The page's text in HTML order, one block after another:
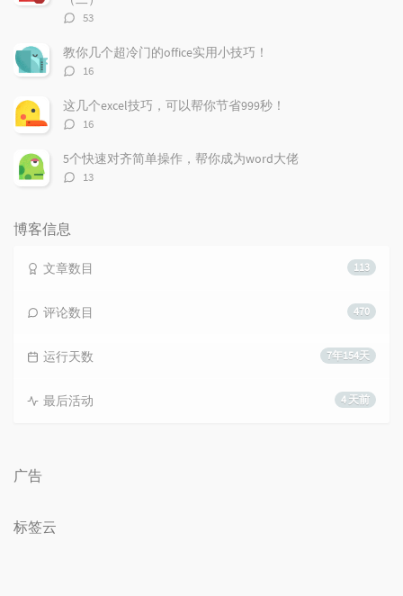
评
数：
53
教你几个超冷门的office实用小技巧！
评
数：
16
这几个excel技巧，可以帮你节省999秒！
评
数：
16
5个快速对齐简单操作，帮你成为word大佬
评
13
博客信息
113
文章数目
470
评论数目
7年154天
运行天数
4 天前
最后活动
广告
标签云